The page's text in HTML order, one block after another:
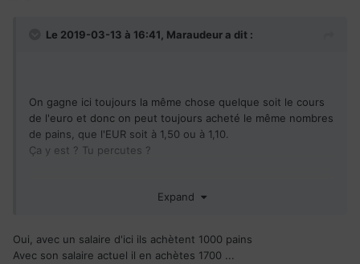
Le 2019-03-13 à 16:41, Maraudeura dit :
On gagne ici toujours la même chose quelque soit le cours
de l'euro et donc on peut toujours acheté le même nombres
de pains, que l'EUR soit à 1,50 ou à 1,10.
Ça y est ? Tu percutes ?
Expand
Oui, avec un salaire d'ici ils achètent 1000 pains
Avec son salaire actuel il en achètes 1700 ...